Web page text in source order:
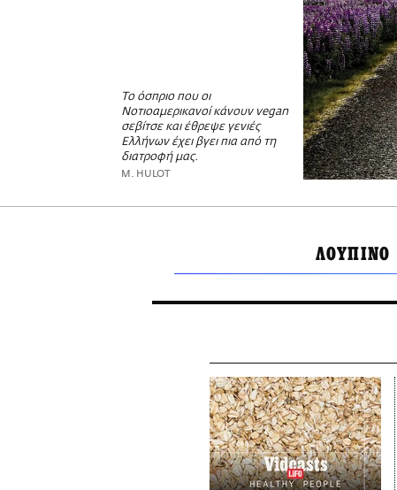
Το όσπριο που οι
Νοτιοαμερικανοί κάνουν vegan
σεβίτσε και έθρεψε γενιές
Ελλήνων έχει βγει πια από τη
διατροφή μας.
M. HULOT
ΛΟΥΠΙΝΟ